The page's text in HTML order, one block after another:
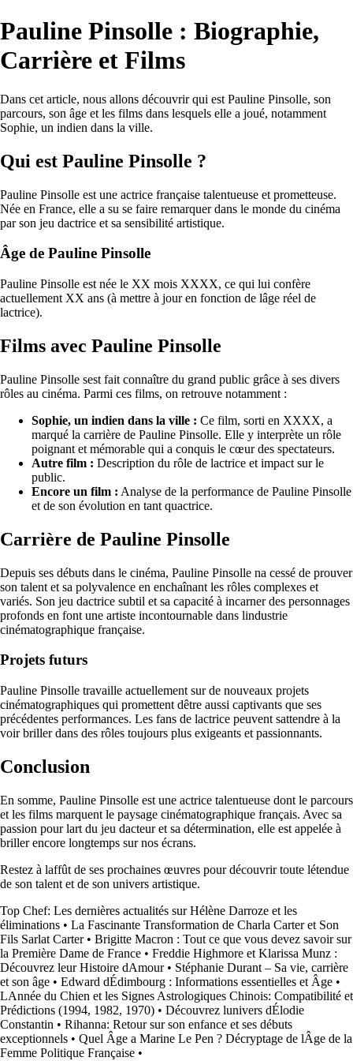
Pauline Pinsolle : Biographie,
Carrière et Films
Dans cet article, nous allons découvrir qui est Pauline Pinsolle, son
parcours, son âge et les films dans lesquels elle a joué, notamment
Sophie, un indien dans la ville.
Qui est Pauline Pinsolle ?
Pauline Pinsolle est une actrice française talentueuse et prometteuse.
Née en France, elle a su se faire remarquer dans le monde du cinéma
par son jeu dactrice et sa sensibilité artistique.
Âge de Pauline Pinsolle
Pauline Pinsolle est née le XX mois XXXX, ce qui lui confère
actuellement XX ans (à mettre à jour en fonction de lâge réel de
lactrice).
Films avec Pauline Pinsolle
Pauline Pinsolle sest fait connaître du grand public grâce à ses divers
rôles au cinéma. Parmi ces films, on retrouve notamment :
Sophie, un indien dans la ville : Ce film, sorti en XXXX, a
marqué la carrière de Pauline Pinsolle. Elle y interprète un rôle
poignant et mémorable qui a conquis le cœur des spectateurs.
Autre film : Description du rôle de lactrice et impact sur le
public.
Encore un film : Analyse de la performance de Pauline Pinsolle
et de son évolution en tant quactrice.
Carrière de Pauline Pinsolle
Depuis ses débuts dans le cinéma, Pauline Pinsolle na cessé de prouver
son talent et sa polyvalence en enchaînant les rôles complexes et
variés. Son jeu dactrice subtil et sa capacité à incarner des personnages
profonds en font une artiste incontournable dans lindustrie
cinématographique française.
Projets futurs
Pauline Pinsolle travaille actuellement sur de nouveaux projets
cinématographiques qui promettent dêtre aussi captivants que ses
précédentes performances. Les fans de lactrice peuvent sattendre à la
voir briller dans des rôles toujours plus exigeants et passionnants.
Conclusion
En somme, Pauline Pinsolle est une actrice talentueuse dont le parcours
et les films marquent le paysage cinématographique français. Avec sa
passion pour lart du jeu dacteur et sa détermination, elle est appelée à
briller encore longtemps sur nos écrans.
Restez à laffût de ses prochaines œuvres pour découvrir toute létendue
de son talent et de son univers artistique.
Top Chef: Les dernières actualités sur Hélène Darroze et les
éliminations • La Fascinante Transformation de Charla Carter et Son
Fils Sarlat Carter• Brigitte Macron : Tout ce que vous devez savoir sur
la Première Dame de France • Freddie Highmore et Klarissa Munz :
Découvrez leur Histoire dAmour• Stéphanie Durant – Sa vie, carrière
et son âge • Edward dÉdimbourg : Informations essentielles et Âge •
LAnnée du Chien et les Signes Astrologiques Chinois: Compatibilité et
Prédictions (1994, 1982, 1970) • Découvrez lunivers dÉlodie
Constantin • Rihanna: Retour sur son enfance et ses débuts
exceptionnels • Quel Âge a Marine Le Pen ? Décryptage de lÂge de la
Femme Politique Française •